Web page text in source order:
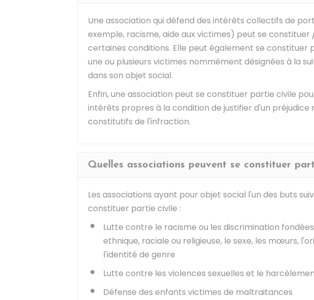
Une association qui défend des intérêts collectifs de
exemple, racisme, aide aux victimes) peut se constituer
certaines conditions. Elle peut également se constituer
une ou plusieurs victimes nommément désignées à la
dans son objet social.
Enfin, une association peut se constituer partie civile
intérêts propres à la condition de justifier d'un
constitutifs de l'infraction.
Quelles associations peuvent se constituer
Les associations ayant pour objet social l'un des buts
constituer partie civile :
Lutte contre le racisme ou les discrimination
ethnique, raciale ou religieuse, le sexe, les mœurs,
l'identité de genre
Lutte contre les violences sexuelles et le
Défense des enfants victimes de maltraitances